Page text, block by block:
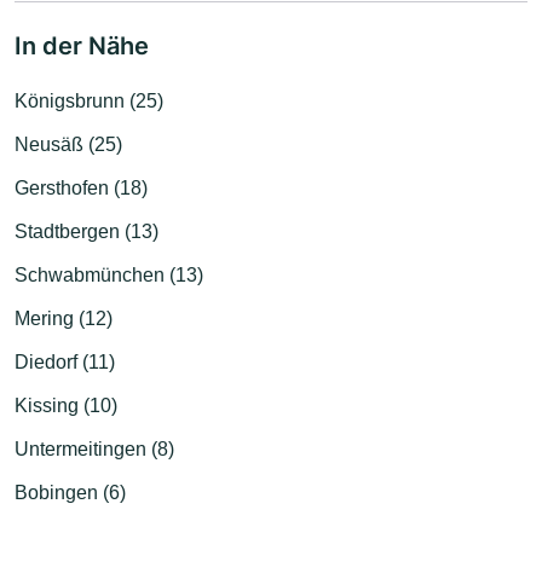
In der Nähe
Königsbrunn (25)
Neusäß (25)
Gersthofen (18)
Stadtbergen (13)
Schwabmünchen (13)
Mering (12)
Diedorf (11)
Kissing (10)
Untermeitingen (8)
Bobingen (6)